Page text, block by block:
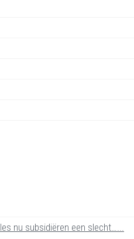
nu subsidiëren een slecht…...